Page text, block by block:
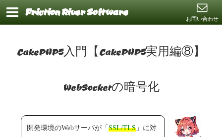
Friction River Software
お問い合わせ
CakePHP5入門【CakePHP5実用編⑧】
WebSocketの暗号化
開発環境のWebサーバが「SSL/TLS 」に対